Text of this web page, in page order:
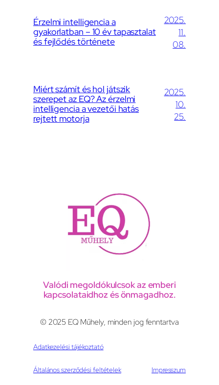
Érzelmi intelligencia a
gyakorlatban – 10 év tapasztalat
és fejlődés története
2025.
11.
08.
Miért számít és hol játszik
szerepet az EQ? Az érzelmi
intelligencia a vezetői hatás
rejtett motorja
2025.
10.
25.
Valódi megoldókulcsok az emberi
kapcsolataidhoz és önmagadhoz.
© 2025 EQ Műhely, minden jog fenntartva
Adatkezelési tájékoztató
Általános szerződési feltételek Impresszum